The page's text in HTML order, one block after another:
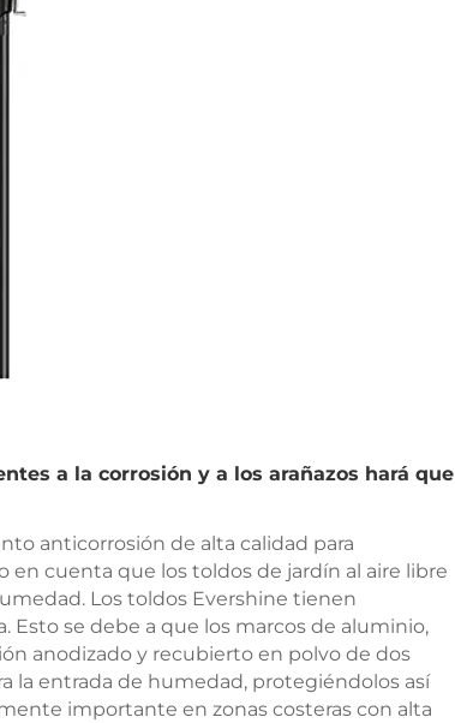
a la corrosión y a los arañazos hará que
anticorrosión de alta calidad para
cuenta que los toldos de jardín al aire libre
Los toldos Evershine tienen
Esto se debe a que los marcos de aluminio,
anodizado y recubierto en polvo de dos
la entrada de humedad, protegiéndolos así
importante en zonas costeras con alta